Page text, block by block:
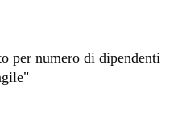
per numero di dipendenti